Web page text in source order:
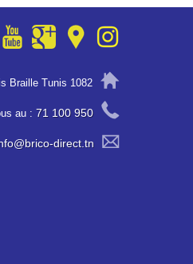
Braille Tunis 1082
au : 71 100 950
direct.tn